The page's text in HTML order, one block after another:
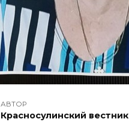
АВТОР
Красносулинский вестник